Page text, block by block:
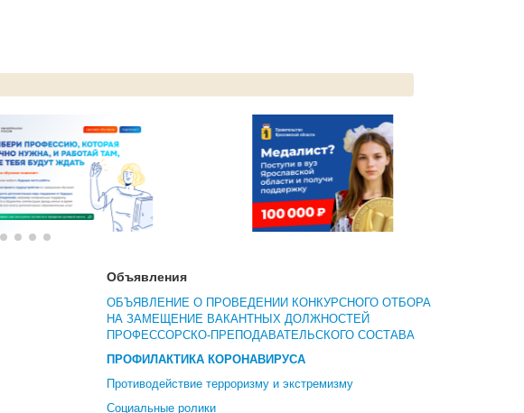
Объявления
ОБЪЯВЛЕНИЕ О ПРОВЕДЕНИИ КОНКУРСНОГО ОТБОРА
НА ЗАМЕЩЕНИЕ ВАКАНТНЫХ ДОЛЖНОСТЕЙ
ПРОФЕССОРСКО-ПРЕПОДАВАТЕЛЬСКОГО СОСТАВА
ПРОФИЛАКТИКА КОРОНАВИРУСА
Противодействие терроризму и экстремизму
Социальные ролики